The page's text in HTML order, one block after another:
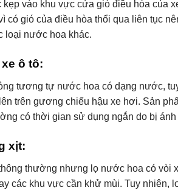
vào khu vực cửa gió điều hòa của
có gió của điều hòa thổi qua liên tục
loại nước hoa khác.
xe ô tô:
tương tự nước hoa có dạng nước,
trên gương chiếu hậu xe hơi. Sản
có thời gian sử dụng ngắn do bị
xịt:
thường nhưng lọ nước hoa có vòi
các khu vực cần khử mùi. Tuy